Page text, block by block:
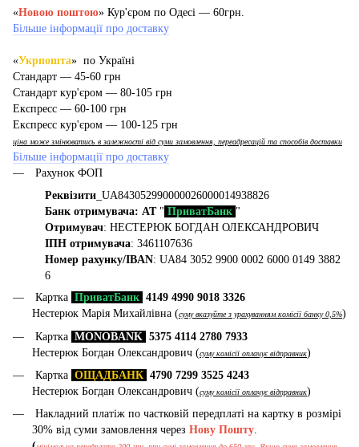
«Новою поштою» Кур'єром по Одесі — 60грн.
Більше інформації про доставку
«Укрпошта» по Україні
Стандарт — 45-60 грн
Стандарт кур'єром — 80-105 грн
Експресс — 60-100 грн
Експресс кур'єром — 100-125 грн
ціна може змінюватись в залежності від суми замовлення, переадресацій та способів доставки
Більше інформації про доставку
Рахунок ФОП
Реквізити _UA843052990000026000014938826
Банк отримувача: АТ" ПриватБанк "
Отримувач: НЕСТЕРЮК БОГДАН ОЛЕКСАНДРОВИЧ
ІПН отримувача: 3461107636
Номер рахунку/IBAN: UA84 3052 9900 0002 6000 0149 3882
6
Картка ПриватБанк 4149 4990 9018 3326
Нестерюк Марія Михайлівна (суму вказуйте з урахуванням комісії банку 0,5%)
Картка MONOBANK 5375 4114 2780 7933
Нестерюк Богдан Олександрович (суму комісії оплачує відправник)
Картка ОЩАДБАНК 4790 7299 3525 4243
Нестерюк Богдан Олександрович (суму комісії оплачує відправник)
Накладний платіж по частковій передплаті на картку в розмірі
30% від суми замовлення через Нову Пошту.